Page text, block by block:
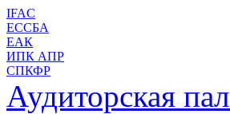
IFAC
ЕССБА
ЕАК
ИПК АПР
СПКФР
Аудиторская